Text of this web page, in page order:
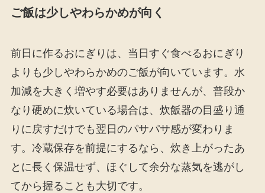
ご飯は少しやわらかめが向く
前日に作るおにぎりは、当日すぐ食べるおにぎり
よりも少しやわらかめのご飯が向いています。水
加減を大きく増やす必要はありませんが、普段か
なり硬めに炊いている場合は、炊飯器の目盛り通
りに戻すだけでも翌日のパサパサ感が変わりま
す。冷蔵保存を前提にするなら、炊き上がったあ
とに長く保温せず、ほぐして余分な蒸気を逃がし
てから握ることも大切です。